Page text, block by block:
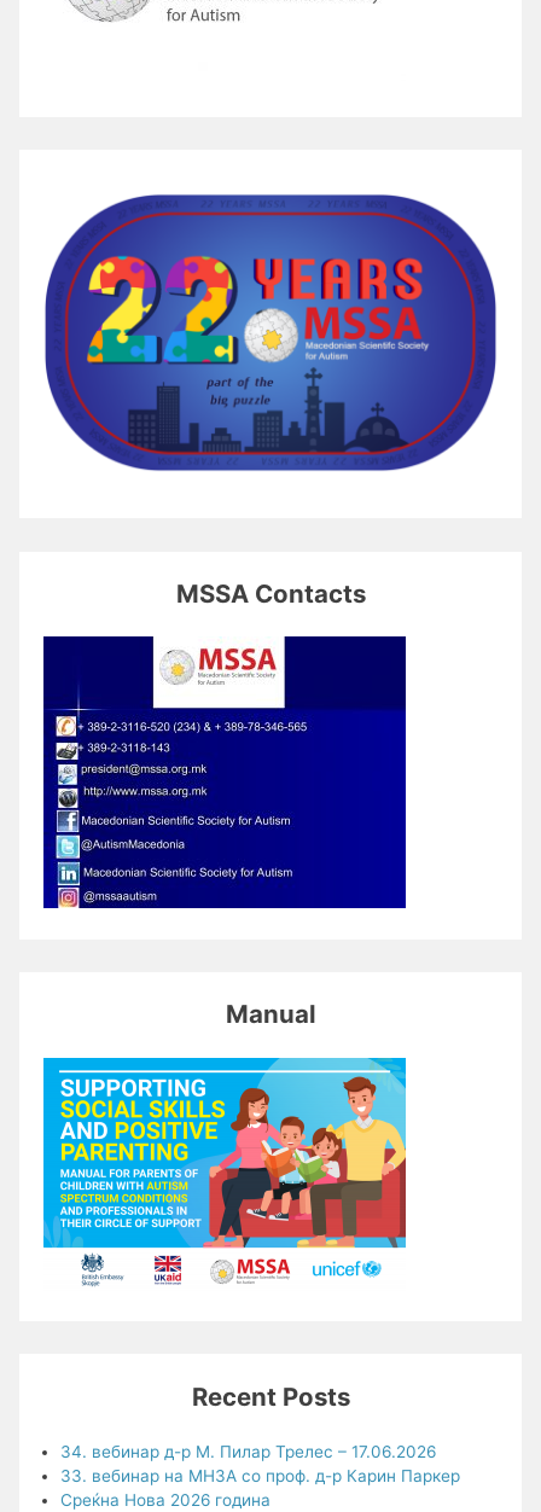
MSSA Contacts
Manual
Recent Posts
34. вебинар д-р М. Пилар Трелес – 17.06.2026
33. вебинар на МНЗА со проф. д-р Карин Паркер
Среќна Нова 2026 година